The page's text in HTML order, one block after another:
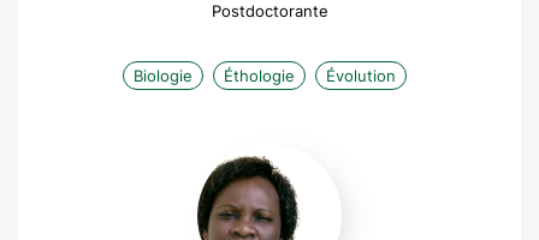
Postdoctorante
Biologie Éthologie Évolution
Sylvie
Hounzangbé
–
Adoté